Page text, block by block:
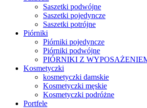
Saszetki podwójne
Saszetki pojedyncze
Saszetki potrójne
Piórniki
Piórniki pojedyncze
Piórniki podwójne
PIÓRNIKI Z
Kosmetyczki
kosmetyczki damskie
Kosmetyczki męskie
Kosmetyczki podróżne
Portfele